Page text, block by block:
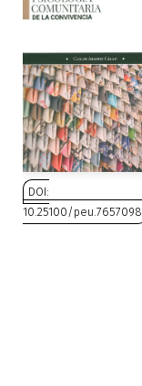
Arte
Artes escénicas
Biología
Ciencias
Ciencia política
final
la
galería
de
imágenes
DOI:
10.25100/peu.7657098